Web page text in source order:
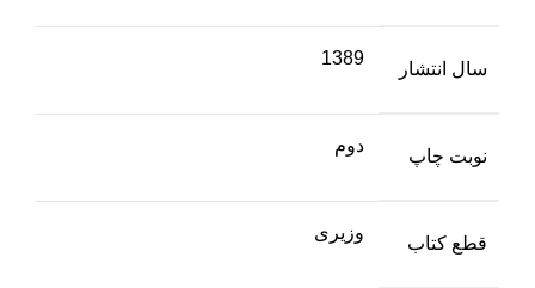
سال انتشار
1389
نوبت چاپ
دوم
قطع کتاب
وزیری